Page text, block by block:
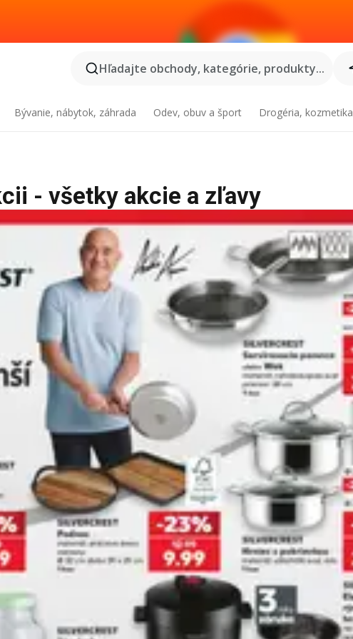
Hľadajte obchody, kategórie, produkty...
Bývanie, nábytok, záhrada Odev, obuv a šport Drogéria, kozmetika
- všetky akcie a zľavy